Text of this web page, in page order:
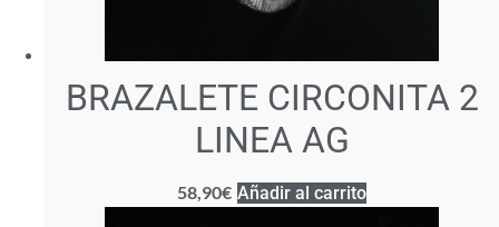
BRAZALETE CIRCONITA 2
LINEA AG
58,90€ Añadir al carrito